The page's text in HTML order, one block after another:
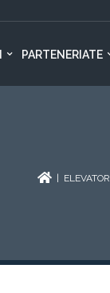
PARTENERIATE
|